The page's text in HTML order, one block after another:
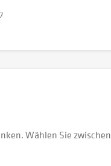
Wählen Sie zwischen